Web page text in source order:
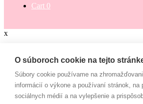
Cart 0
x
Zaokrúhli svoj
Zaokrúhli svoj nákup a prispej na dobrú vec.
Mamy v pohybe pomáha osamelým
– mať pri sebe manžela, partnera či blízku
O súboroch cookie na tejto
Súbory cookie používame na
informácií o výkone a používaní stránok, na
sociálnych médií a na vylepšenie a